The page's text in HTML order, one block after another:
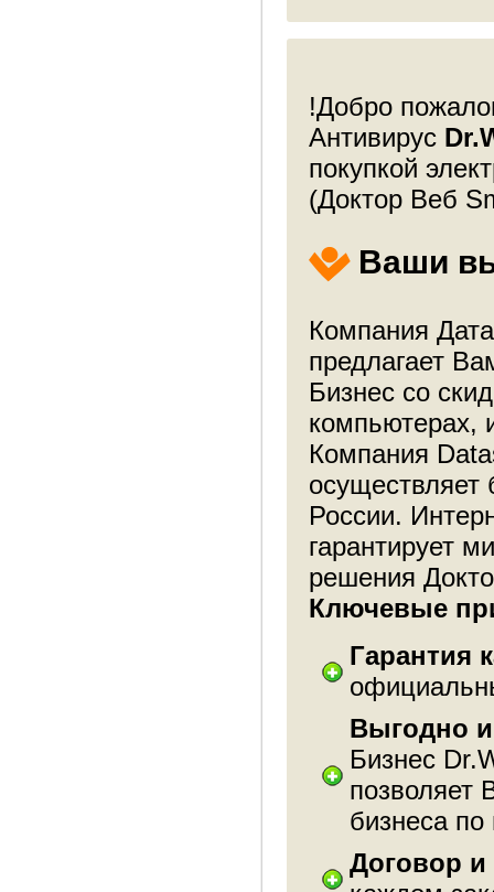
!Добро
Антивирус
покупкой
(Доктор Веб
Ваши
Компания
предлагает
Бизнес со
компьютерах,
Компания
осуществляет
России.
гарантирует
решения
Ключевые
Гарантия
Выгодно
Бизнес
позволяет
бизнеса
Договор и